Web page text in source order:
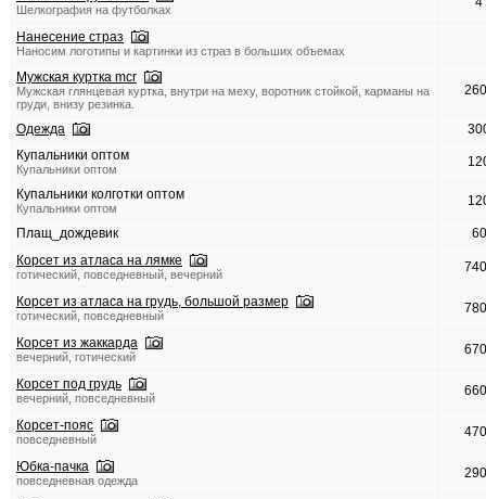
Шелкография на футболках
Нанесение страз
Наносим логотипы и картинки из страз в больших объемах
Мужская куртка mcr
Мужская глянцевая куртка, внутри на меху, воротник стойкой, карманы на
груди, внизу резинка.
Одежда
Купальники оптом
Купальники оптом
Купальники колготки оптом
Купальники оптом
Плащ_дождевик
Корсет из атласа на лямке
готический, повседневный, вечерний
Корсет из атласа на грудь, большой размер
готический, повседневный
Корсет из жаккарда
вечерний, готический
Корсет под грудь
вечерний, повседневный
Корсет-пояс
повседневный
Юбка-пачка
повседневная одежда